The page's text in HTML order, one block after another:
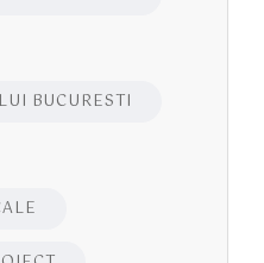
BUCURESTI